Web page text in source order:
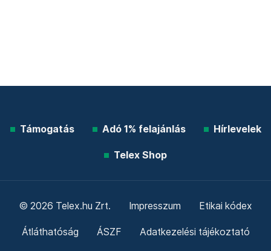
Támogatás Adó 1% felajánlás Hírlevelek
Telex Shop
© 2026 Telex.hu Zrt. Impresszum Etikai kódex
Átláthatóság ÁSZF Adatkezelési tájékoztató